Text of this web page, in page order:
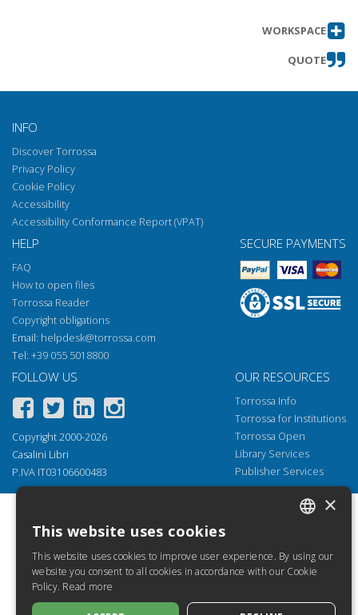
WORKSPACE
QUOTE
INFO
Discover Torrossa
Privacy Policy
Cookie Policy
Accessibility
Accessibility Conformance Report (VPAT)
HELP
FAQ
How to open files
Torrossa Reader
Copyright obligations
Email: helpdesk@torrossa.com
Tel: +39 055 5018800
SECURE PAYMENTS
FOLLOW US
Copyright 2000-2026
Casalini Libri
P.IVA IT03106600483
OUR RESOURCES
Torrossa Info
Torrossa for Institutions
Torrossa Open
Library Services
Publisher Services
SPANISH
×
This website uses cookies
This website uses cookies to improve user experience. By using our
website you consent to all cookies in accordance with our Cookie
Policy. Read more